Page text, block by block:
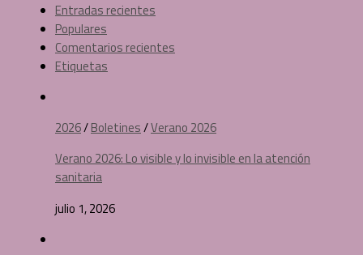
Entradas recientes
Populares
Comentarios recientes
Etiquetas
2026/Boletines/Verano 2026
Verano 2026: Lo visible y lo invisible en la atención
sanitaria
julio 1, 2026